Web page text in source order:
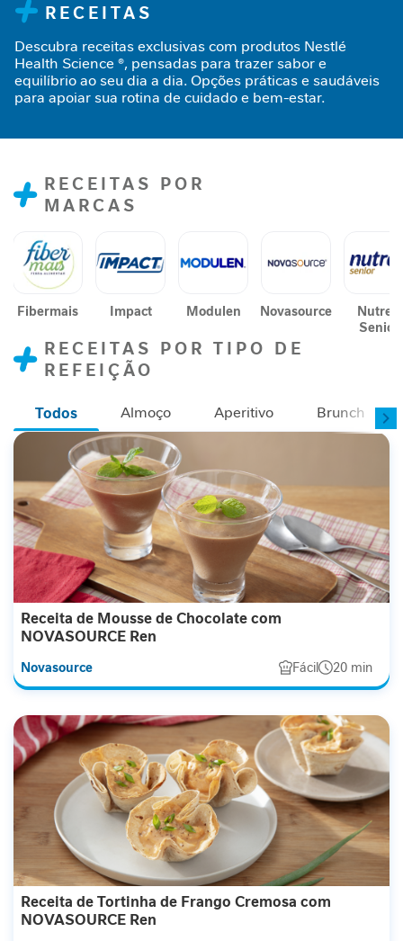
n
a
r
S
r
t
o
r
a
a
G
P
-
P
e
o
r
m
a
n
e
a
ú
F
e
m
n
i
n
RECEITAS
Descubra receitas exclusivas com produtos Nestlé
Health Science ®, pensadas para trazer sabor e
equilíbrio ao seu dia a dia. Opções práticas e saudáveis
para apoiar sua rotina de cuidado e bem-estar.
RECEITAS POR
MARCAS
Fibermais Impact Modulen Novasource
Nutren
Senior
RECEITAS POR TIPO DE
REFEIÇÃO
Todos Almoço Aperitivo Brunch
Receita de Mousse de Chocolate com
NOVASOURCE Ren
Novasource Fácil 20 min
Receita de Tortinha de Frango Cremosa com
NOVASOURCE Ren